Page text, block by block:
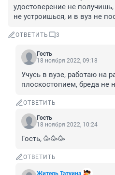
удостоверение не
не устроишься, и в вуз не
ОТВЕТИТЬ 3
Гость
18 ноября 2022, 09:18
Учусь в вузе, работаю на
плоскостопием, бреда не
ОТВЕТИТЬ
Гость
18 ноября 2022, 10:24
Гость, 🥳🥳🥳
ОТВЕТИТЬ
Житель Татуина